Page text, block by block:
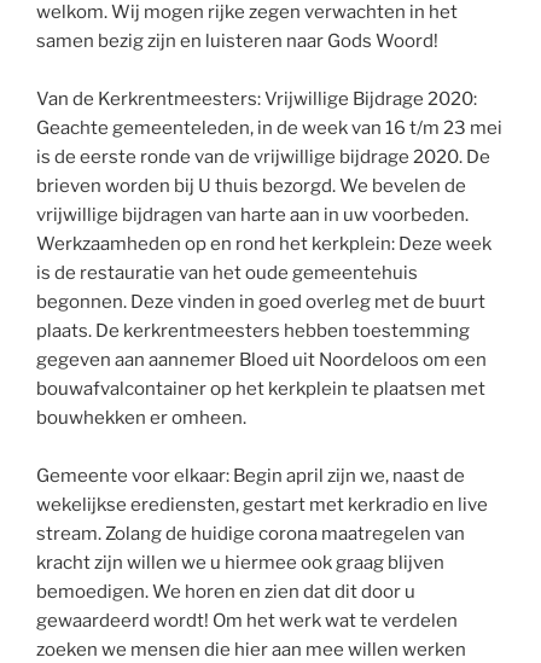
welkom. Wij mogen rijke zegen verwachten in het
samen bezig zijn en luisteren naar Gods Woord!
Van de Kerkrentmeesters: Vrijwillige Bijdrage 2020:
Geachte gemeenteleden, in de week van 16 t/m 23 mei
is de eerste ronde van de vrijwillige bijdrage 2020. De
brieven worden bij U thuis bezorgd. We bevelen de
vrijwillige bijdragen van harte aan in uw voorbeden.
Werkzaamheden op en rond het kerkplein: Deze week
is de restauratie van het oude gemeentehuis
begonnen. Deze vinden in goed overleg met de buurt
plaats. De kerkrentmeesters hebben toestemming
gegeven aan aannemer Bloed uit Noordeloos om een
bouwafvalcontainer op het kerkplein te plaatsen met
bouwhekken er omheen.
Gemeente voor elkaar: Begin april zijn we, naast de
wekelijkse erediensten, gestart met kerkradio en live
stream. Zolang de huidige corona maatregelen van
kracht zijn willen we u hiermee ook graag blijven
bemoedigen. We horen en zien dat dit door u
gewaardeerd wordt! Om het werk wat te verdelen
zoeken we mensen die hier aan mee willen werken